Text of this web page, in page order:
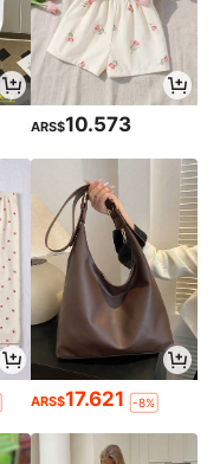
ARS$10.573
ARS$17.621 -8%